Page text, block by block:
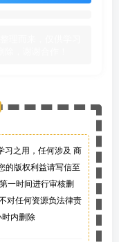
习之用，任何涉及 商
的版权利益请写信至
一时间进行审核删
对任何资源负法律责
内删除